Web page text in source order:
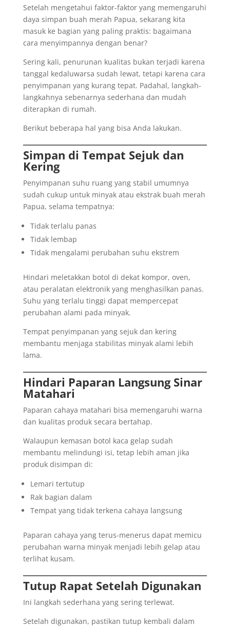
Setelah mengetahui faktor-faktor yang memengaruhi
daya simpan buah merah Papua, sekarang kita
masuk ke bagian yang paling praktis: bagaimana
cara menyimpannya dengan benar?
Sering kali, penurunan kualitas bukan terjadi karena
tanggal kedaluwarsa sudah lewat, tetapi karena cara
penyimpanan yang kurang tepat. Padahal, langkah-
langkahnya sebenarnya sederhana dan mudah
diterapkan di rumah.
Berikut beberapa hal yang bisa Anda lakukan.
Simpan di Tempat Sejuk dan
Kering
Penyimpanan suhu ruang yang stabil umumnya
sudah cukup untuk minyak atau ekstrak buah merah
Papua, selama tempatnya:
Tidak terlalu panas
Tidak lembap
Tidak mengalami perubahan suhu ekstrem
Hindari meletakkan botol di dekat kompor, oven,
atau peralatan elektronik yang menghasilkan panas.
Suhu yang terlalu tinggi dapat mempercepat
perubahan alami pada minyak.
Tempat penyimpanan yang sejuk dan kering
membantu menjaga stabilitas minyak alami lebih
lama.
Hindari Paparan Langsung Sinar
Matahari
Paparan cahaya matahari bisa memengaruhi warna
dan kualitas produk secara bertahap.
Walaupun kemasan botol kaca gelap sudah
membantu melindungi isi, tetap lebih aman jika
produk disimpan di:
Lemari tertutup
Rak bagian dalam
Tempat yang tidak terkena cahaya langsung
Paparan cahaya yang terus-menerus dapat memicu
perubahan warna minyak menjadi lebih gelap atau
terlihat kusam.
Tutup Rapat Setelah Digunakan
Ini langkah sederhana yang sering terlewat.
Setelah digunakan, pastikan tutup kembali dalam